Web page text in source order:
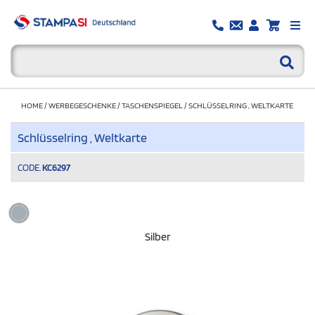
HOME/WERBEGESCHENKE/TASCHENSPIEGEL/SCHLÜSSELRING , WELTKARTE
Schlüsselring , Weltkarte
CODE. KC6297
Silber